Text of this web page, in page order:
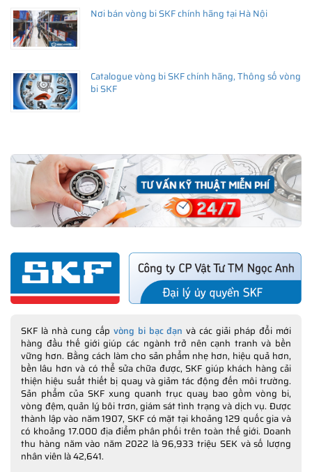
Nơi bán vòng bi SKF chính hãng tại Hà Nội
Catalogue vòng bi SKF chính hãng, Thông số vòng
bi SKF
SKF là nhà cung cấp vòng bi bạc đạn và các giải pháp đổi mới
hàng đầu thế giới giúp các ngành trở nên cạnh tranh và bền
vững hơn. Bằng cách làm cho sản phẩm nhẹ hơn, hiệu quả hơn,
bền lâu hơn và có thể sửa chữa được, SKF giúp khách hàng cải
thiện hiệu suất thiết bị quay và giảm tác động đến môi trường.
Sản phẩm của SKF xung quanh trục quay bao gồm vòng bi,
vòng đệm, quản lý bôi trơn, giám sát tình trạng và dịch vụ. Được
thành lập vào năm 1907, SKF có mặt tại khoảng 129 quốc gia và
có khoảng 17.000 địa điểm phân phối trên toàn thế giới. Doanh
thu hàng năm vào năm 2022 là 96,933 triệu SEK và số lượng
nhân viên là 42,641.